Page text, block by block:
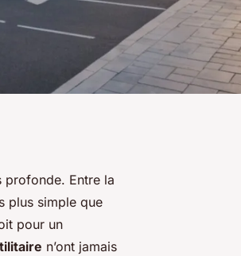
profonde. Entre la
plus simple que
pour un
n’ont jamais